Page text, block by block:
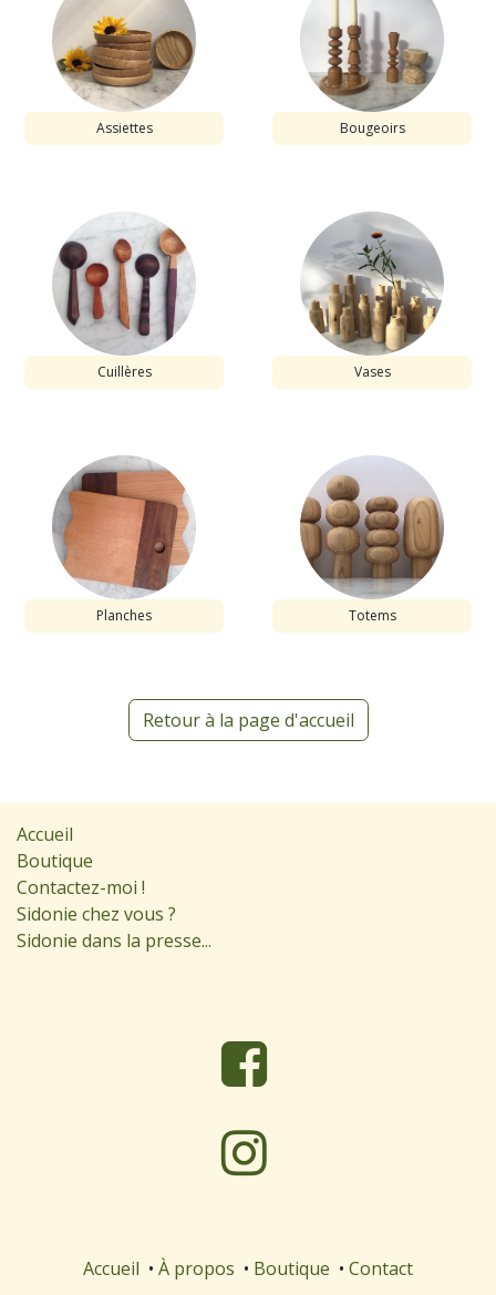
Assiettes Bougeoirs
Cuillères Vases
Planches Totems
Retour à la page d'accueil
Accueil
Boutique
Contactez-moi !
Sidonie chez vous ?
Sidonie dans la presse...
Accueil • À propos • Boutique • Contact